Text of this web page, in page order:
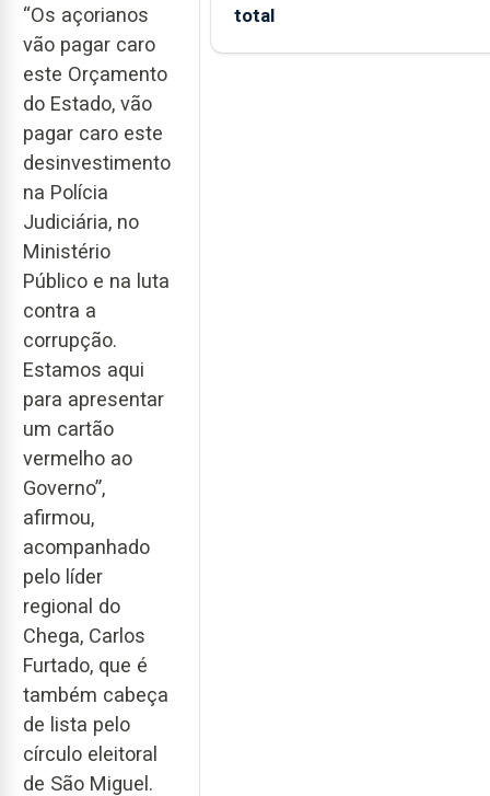
“Os açorianos
vão pagar caro
este Orçamento
do Estado, vão
pagar caro este
desinvestimento
na Polícia
Judiciária, no
Ministério
Público e na luta
contra a
corrupção.
Estamos aqui
para apresentar
um cartão
vermelho ao
Governo”,
afirmou,
acompanhado
pelo líder
regional do
Chega, Carlos
Furtado, que é
também cabeça
de lista pelo
círculo eleitoral
de São Miguel.
total